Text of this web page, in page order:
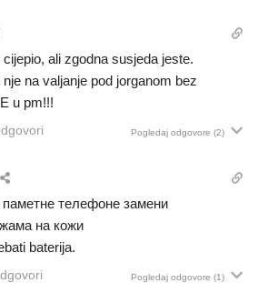
ali zgodna susjeda jeste.
na valjanje pod jorganom bez
u pm!!!
Pogledaj odgovore (2)
паметне телефоне замени
на кожи
baterija.
Pogledaj odgovore (1)